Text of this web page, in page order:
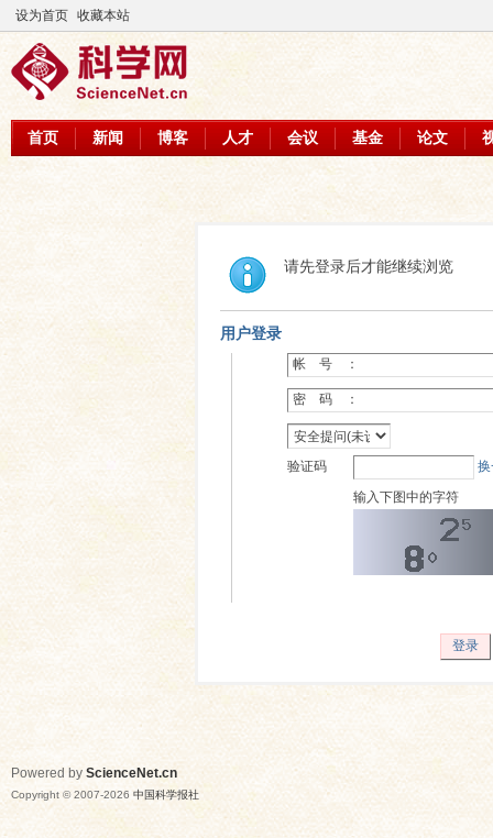
设为首页 收藏本站
首页 新闻 博客 人才 会议 基金 论文
请先登录后才能继续浏览
用户登录
帐 号 ：
密 码 ：
验证码
输入下图中的字符
登录
Powered by ScienceNet.cn
Copyright © 2007-2026 中国科学报社